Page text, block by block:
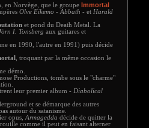
en Norvège, que le groupe Immortal
Olve Eikemo - Abbath - et Harald
et pond du Death Metal. La
I. Tonsberg aux guitares et
en 1990, l'autre en 1991) puis décide
, troquant par la même occasion le
démo.
Productions, tombe sous le "charme"
leur premier album - Diabolical
et se démarque des autres
autour du satanisme.
opus, Armagedda décide de quitter la
comme il peut en faisant alterner